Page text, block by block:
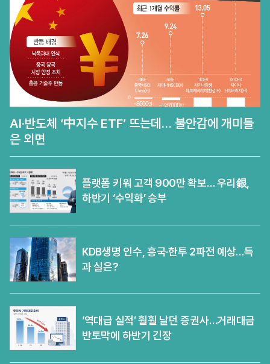
AI·반도체 ‘中지수 ETF’ 뜨는데… 불안감에 개미들
은 외면
플랫폼 키워 고객 900만 확보… 우리銀,
하반기 ‘수익화’ 승부
KDB생명 인수, 흥국·한투 2파전 예상…득
과 실은?
‘역대급 실적’ 훨훨 날던 증권사…거래대금
반토막에 하반기 긴장